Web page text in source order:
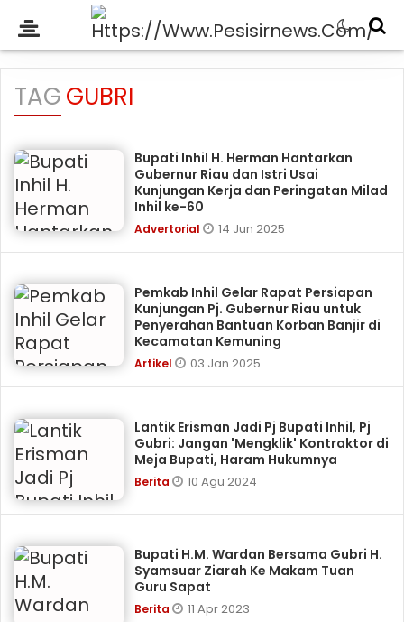
TAGGUBRI
Bupati Inhil H. Herman Hantarkan
Gubernur Riau dan Istri Usai
Kunjungan Kerja dan Peringatan Milad
Inhil ke-60
Advertorial 14 Jun 2025
Pemkab Inhil Gelar Rapat Persiapan
Kunjungan Pj. Gubernur Riau untuk
Penyerahan Bantuan Korban Banjir di
Kecamatan Kemuning
Artikel 03 Jan 2025
Lantik Erisman Jadi Pj Bupati Inhil, Pj
Gubri: Jangan 'Mengklik' Kontraktor di
Meja Bupati, Haram Hukumnya
Berita 10 Agu 2024
Bupati H.M. Wardan Bersama Gubri H.
Syamsuar Ziarah Ke Makam Tuan
Guru Sapat
Berita 11 Apr 2023